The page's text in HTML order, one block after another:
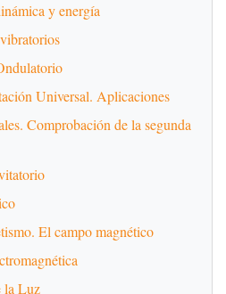
y energía
Universal. Aplicaciones
Comprobación de la segunda
El campo magnético
la Luz